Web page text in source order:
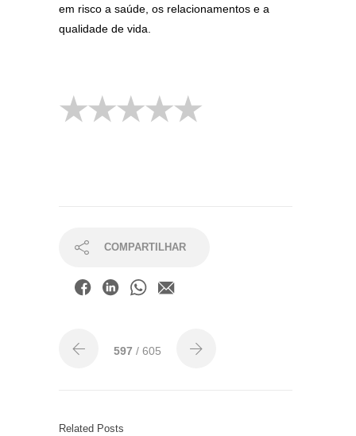
em risco a saúde, os relacionamentos e a
qualidade de vida.
COMPARTILHAR
597 / 605
Related Posts